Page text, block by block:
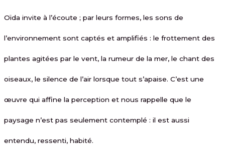
Oïda invite à l’écoute ; par leurs formes, les sons de
l’environnement sont captés et amplifiés : le frottement des
plantes agitées par le vent, la rumeur de la mer, le chant des
oiseaux, le silence de l’air lorsque tout s’apaise. C’est une
œuvre qui affine la perception et nous rappelle que le
paysage n’est pas seulement contemplé : il est aussi
entendu, ressenti, habité.